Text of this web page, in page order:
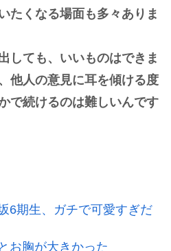
たくなる場面も多々ありま
しても、いいものはできま
他人の意見に耳を傾ける度
で続けるのは難しいんです
6期生、ガチで可愛すぎだ
お胸が大きかった